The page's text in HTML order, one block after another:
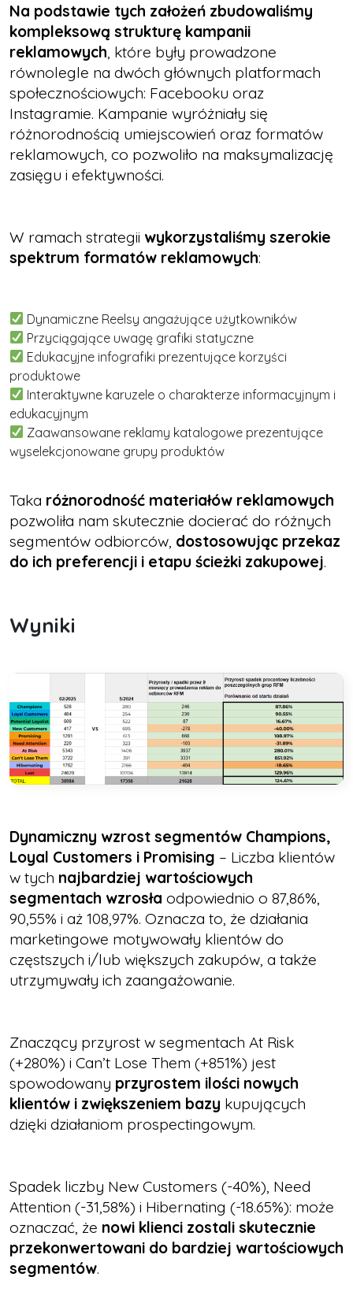
Na podstawie tych założeń zbudowaliśmy
kompleksową strukturę kampanii
reklamowych , które były prowadzone
równolegle na dwóch głównych platformach
społecznościowych: Facebooku oraz
Instagramie. Kampanie wyróżniały się
różnorodnością umiejscowień oraz formatów
reklamowych, co pozwoliło na maksymalizację
zasięgu i efektywności.
W ramach strategii wykorzystaliśmy szerokie
spektrum formatów reklamowych:
Dynamiczne Reelsy angażujące użytkowników
Przyciągające uwagę grafiki statyczne
Edukacyjne infografiki prezentujące korzyści
produktowe
Interaktywne karuzele o charakterze informacyjnym i
edukacyjnym
Zaawansowane reklamy katalogowe prezentujące
wyselekcjonowane grupy produktów
Taka różnorodność materiałów reklamowych
pozwoliła nam skutecznie docierać do różnych
segmentów odbiorców, dostosowując przekaz
do ich preferencji i etapu ścieżki zakupowej.
Wyniki
Dynamiczny wzrost segmentów Champions,
Loyal Customers i Promising – Liczba klientów
w tych najbardziej wartościowych
segmentach wzrosła odpowiednio o 87,86%,
90,55% i aż 108,97%. Oznacza to, że działania
marketingowe motywowały klientów do
częstszych i/lub większych zakupów, a także
utrzymywały ich zaangażowanie.
Znaczący przyrost w segmentach At Risk
(+280%) i Can’t Lose Them (+851%) jest
spowodowany przyrostem ilości nowych
klientów i zwiększeniem bazy kupujących
dzięki działaniom prospectingowym.
Spadek liczby New Customers (-40%), Need
Attention (-31,58%) i Hibernating (-18.65%): może
oznaczać, że nowi klienci zostali skutecznie
przekonwertowani do bardziej wartościowych
segmentów.